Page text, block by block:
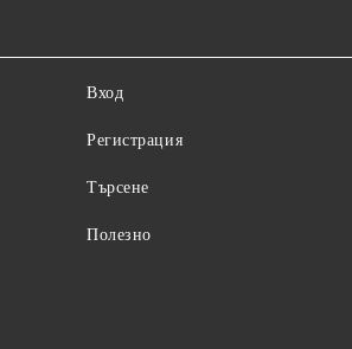
Вход
Регистрация
Търсене
Полезно